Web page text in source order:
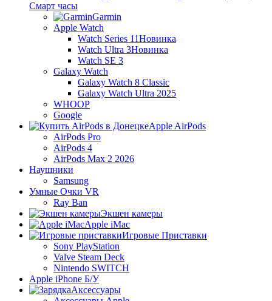
Смарт часы
Garmin
Apple Watch
Watch Series 11Новинка
Watch Ultra 3Новинка
Watch SE 3
Galaxy Watch
Galaxy Watch 8 Classic
Galaxy Watch Ultra 2025
WHOOP
Google
Apple AirPods
AirPods Pro
AirPods 4
AirPods Max 2 2026
Наушники
Samsung
Умные Очки VR
Ray Ban
Экшен камеры
Apple iMac
Игровые Приставки
Sony PlayStation
Valve Steam Deck
Nintendo SWITCH
Apple iPhone Б/У
Аксессуары